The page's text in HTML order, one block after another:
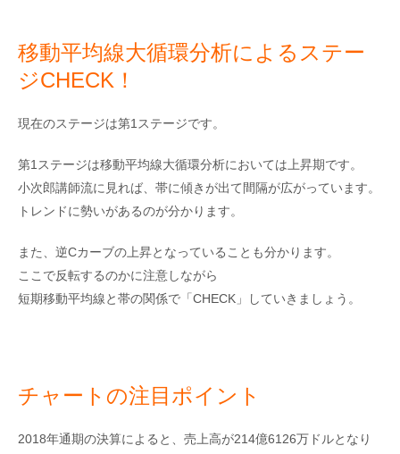
移動平均線大循環分析によるステー
ジCHECK！
現在のステージは第1ステージです。
第1ステージは移動平均線大循環分析においては上昇期です。
小次郎講師流に見れば、帯に傾きが出て間隔が広がっています。
トレンドに勢いがあるのが分かります。
また、逆Cカーブの上昇となっていることも分かります。
ここで反転するのかに注意しながら
短期移動平均線と帯の関係で「CHECK」していきましょう。
チャートの注目ポイント
2018年通期の決算によると、売上高が214億6126万ドルとなり